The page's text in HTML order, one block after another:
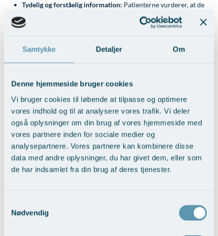
Samtykke Detaljer Om
Denne hjemmeside bruger cookies
Vi bruger cookies til løbende at tilpasse og optimere
vores indhold og til at analysere vores trafik. Vi deler
også oplysninger om din brug af vores hjemmeside med
vores partnere inden for sociale medier og
analysepartnere. Vores partnere kan kombinere disse
data med andre oplysninger, du har givet dem, eller som
de har indsamlet fra din brug af deres tjenester.
Nødvendig
Søvn
Ultralydsscanning
Urologi (Urinvejssygdomme)
Øre-næse-hals
Kæbekirurgi
Skræddersyede dropbehandlinger
Før / efter billeder
Standardbetingelser for privatbetalte
Tydelig og forståelig information: Patienterne vurderer, at de
får de informationer, de har behov for, og at informationen
gives på en forståelig måde.
Involvering i beslutninger: Flere oplever at blive inddraget i
beslutninger om undersøgelse og behandling.
samlede forløb, hvilket skaber ekstra tryghed.
På tværs af alle målte parametre ligger vi på niveau med eller over
landsgennemsnittet – og vi har endda forbedret os på flere områder
i forhold til sidste år. Patienternes tilbagemeldinger er helt centrale
for vores arbejde. Vi bruger dem til løbende at forbedre vores
tilbud, så vi kan sikre endnu bedre patientoplevelser fremover.
Vi sætter stor pris på den tillid, vores patienter viser os – og vi lover
at fortsætte arbejdet med kvalitet, tryghed og sammenhæng i fokus.
Tilbage til Nyheder